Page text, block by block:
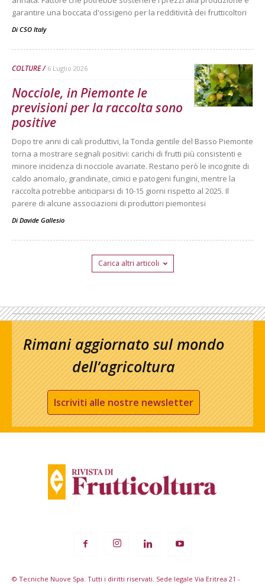
garantire una boccata d'ossigeno per la redditività dei frutticoltori
Di CSO Italy
COLTURE 6 Luglio 2026
Nocciole, in Piemonte le
previsioni per la raccolta sono
positive
Dopo tre anni di cali produttivi, la Tonda gentile del Basso Piemonte
torna a mostrare segnali positivi: carichi di frutti più consistenti e
minore incidenza di nocciole avariate. Restano però le incognite di
caldo anomalo, grandinate, cimici e patogeni fungini, mentre la
raccolta potrebbe anticiparsi di 10-15 giorni rispetto al 2025. Il
parere di alcune associazioni di produttori piemontesi
Di Davide Gallesio
Carica altri articoli
Rimani aggiornato sul mondo
dell’agricoltura
Iscriviti alle nostre newsletter
© Tecniche Nuove Spa. Tutti i diritti riservati. Sede legale Via Eritrea 21 -